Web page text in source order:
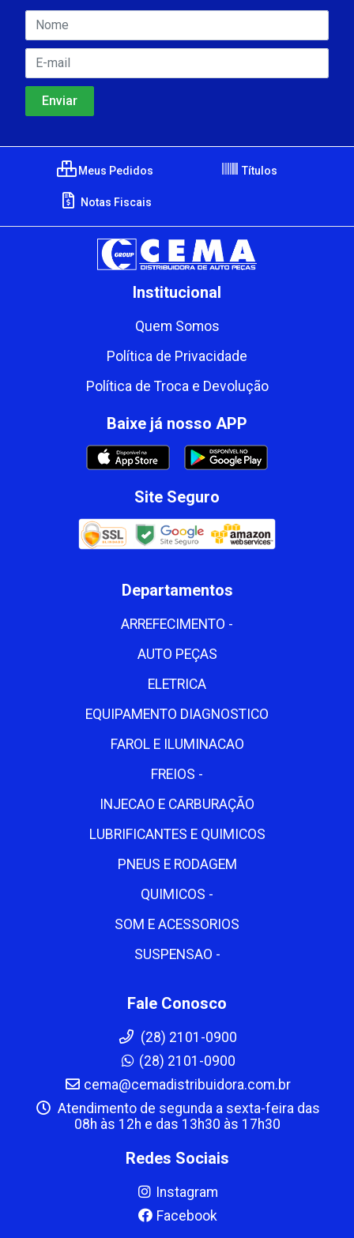
Meus Pedidos Títulos
Notas Fiscais
Institucional
Quem Somos
Política de Privacidade
Política de Troca e Devolução
Baixe já nosso APP
Site Seguro
Departamentos
ARREFECIMENTO -
AUTO PEÇAS
ELETRICA
EQUIPAMENTO DIAGNOSTICO
FAROL E ILUMINACAO
FREIOS -
INJECAO E CARBURAÇÃO
LUBRIFICANTES E QUIMICOS
PNEUS E RODAGEM
QUIMICOS -
SOM E ACESSORIOS
SUSPENSAO -
Fale Conosco
(28) 2101-0900
(28) 2101-0900
cema@cemadistribuidora.com.br
Atendimento de segunda a sexta-feira das
08h às 12h e das 13h30 às 17h30
Redes Sociais
Instagram
Facebook